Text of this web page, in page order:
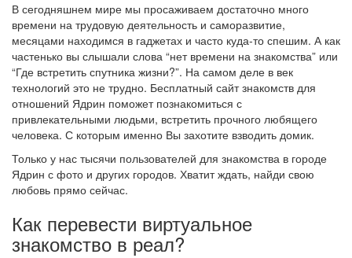
В сегодняшнем мире мы просаживаем достаточно много
времени на трудовую деятельность и саморазвитие,
месяцами находимся в гаджетах и часто куда-то спешим. А как
частенько вы слышали слова “нет времени на знакомства” или
“Где встретить спутника жизни?”. На самом деле в век
технологий это не трудно. Бесплатный сайт знакомств для
отношений Ядрин поможет познакомиться с
привлекательными людьми, встретить прочного любящего
человека. С которым именно Вы захотите взводить домик.
Только у нас тысячи пользователей для знакомства в городе
Ядрин с фото и других городов. Хватит ждать, найди свою
любовь прямо сейчас.
Как перевести виртуальное
знакомство в реал?